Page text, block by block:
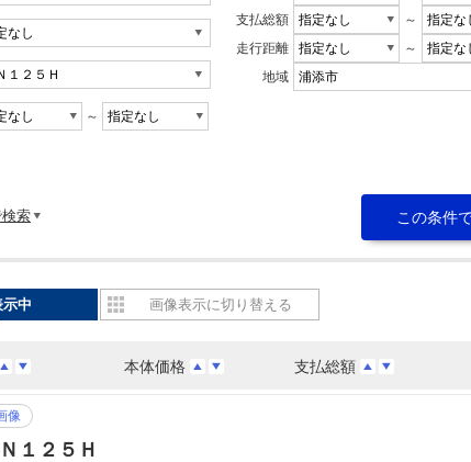
～
支払総額
～
走行距離
～
地域
索
本体価格 支払総額
示中 画像表示に切り替える
像
１２５Ｈ